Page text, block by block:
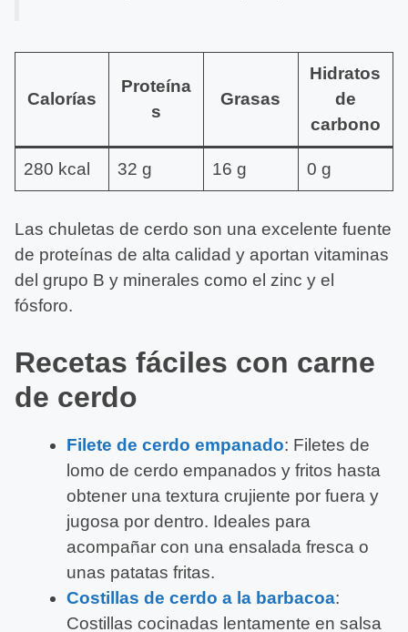
Calorías
Proteína
s
Grasas
Hidratos
de
carbono
280 kcal 32 g 16 g 0 g
Las chuletas de cerdo son una excelente fuente
de proteínas de alta calidad y aportan vitaminas
del grupo B y minerales como el zinc y el
fósforo.
Recetas fáciles con carne
de cerdo
Filete de cerdo empanado: Filetes de
lomo de cerdo empanados y fritos hasta
obtener una textura crujiente por fuera y
jugosa por dentro. Ideales para
acompañar con una ensalada fresca o
unas patatas fritas.
Costillas de cerdo a la barbacoa:
Costillas cocinadas lentamente en salsa